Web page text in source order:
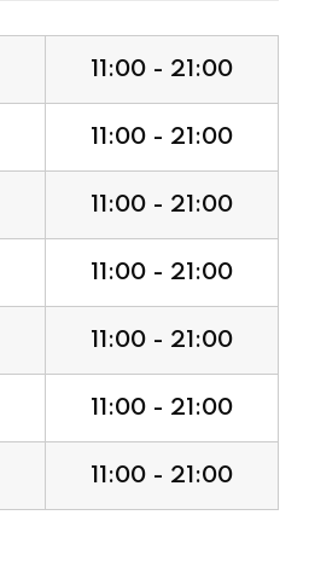
11:00 - 21:00
11:00 - 21:00
11:00 - 21:00
11:00 - 21:00
11:00 - 21:00
11:00 - 21:00